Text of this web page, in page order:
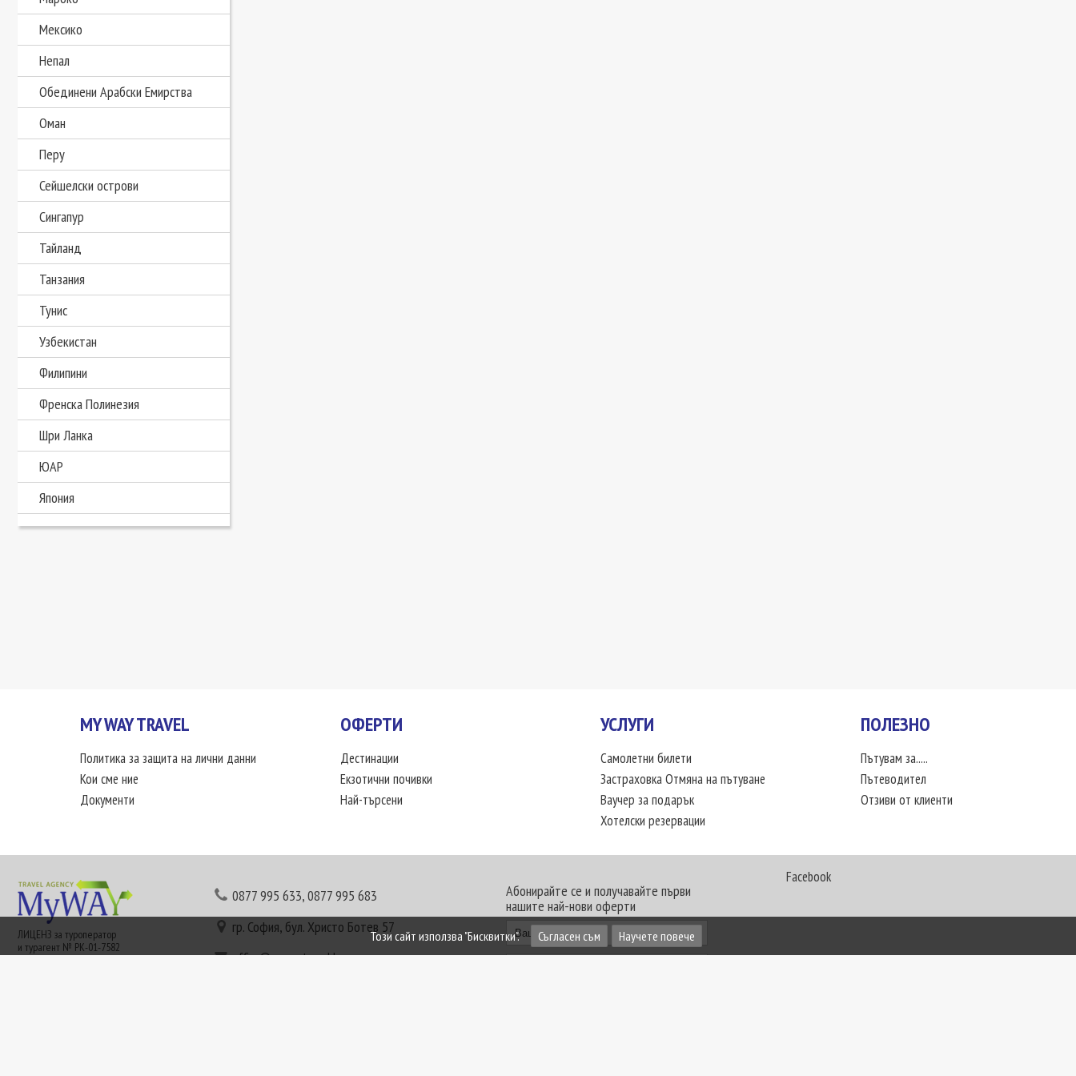
Мексико
Непал
Обединени Арабски Емирства
Оман
Перу
Сейшелски острови
Сингапур
Тайланд
Танзания
Тунис
Узбекистан
Филипини
Френска Полинезия
Шри Ланка
ЮАР
Япония
MY WAY TRAVEL
Политика за защита на лични данни
Кои сме ние
Документи
ОФЕРТИ
Дестинации
Екзотични почивки
Най-търсени
УСЛУГИ
Самолетни билети
Застраховка Отмяна на пътуване
Ваучер за подарък
Хотелски резервации
ПОЛЕЗНО
Пътувам за.....
Пътеводител
Отзиви от клиенти
ЛИЦЕНЗ за туроператор
и турагент № РК-01-7582
0877 995 633,0877 995 683
гр. София, бул. Христо Ботев 57
office@mywaytravel.bg
Абонирайте се и получавайте първи
нашите най-нови оферти
Facebook
Този сайт използва "Бисквитки". Съгласен съм Научете повече